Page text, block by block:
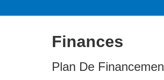
Finances
Plan De